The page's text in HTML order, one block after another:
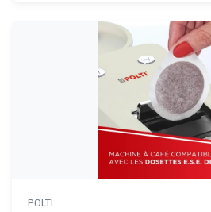
POLTI